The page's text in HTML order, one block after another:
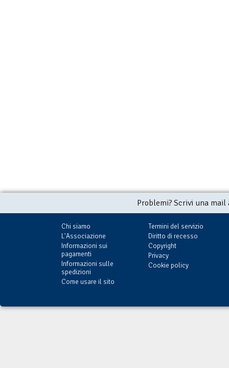
Problemi? Scrivi una
Chi siamo
L'Associazione
Informazioni sui
pagamenti
Informazioni sulle
spedizioni
Come usare il sito
Termini del servizio
Diritto di recesso
Copyright
Privacy
Cookie policy